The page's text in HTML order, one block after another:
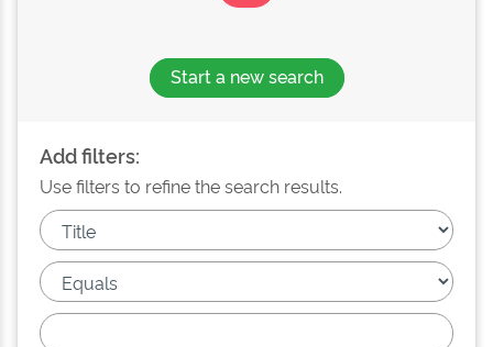
Start a new search
Add filters:
Use filters to refine the search results.